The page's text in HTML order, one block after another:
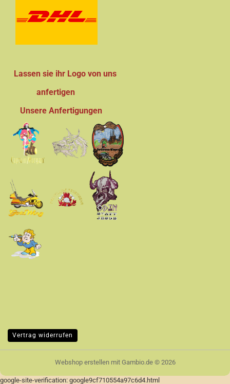
Lassen sie ihr Logo von uns
anfertigen
Unsere Anfertigungen
Vertrag widerrufen
Webshop erstellenmit Gambio.de © 2026
google-site-verification: google9cf710554a97c6d4.html